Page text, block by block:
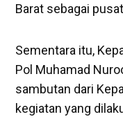
Barat sebagai
Sementara itu,
Pol Muhamad
sambutan dari
kegiatan yang